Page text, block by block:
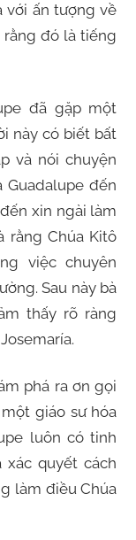
với ấn tượng về
đó là tiếng
đã gặp một
này có biết bất
và nói chuyện
đến
xin ngài làm
rằng Chúa Kitô
việc chuyên
Sau này bà
thấy rõ ràng
phá ra ơn gọi
giáo sư hóa
luôn có tinh
quyết cách
làm điều Chúa